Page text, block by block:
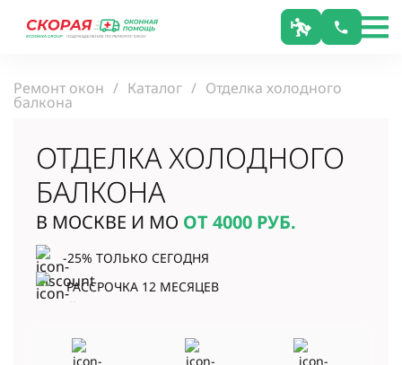
Ремонт окон Каталог Отделка холодного
балкона
ОТДЕЛКА ХОЛОДНОГО
БАЛКОНА
В МОСКВЕ И МО ОТ 4000 РУБ.
-25% ТОЛЬКО СЕГОДНЯ
РАССРОЧКА 12 МЕСЯЦЕВ